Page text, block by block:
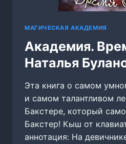
МАГИЧЕСКАЯ АКАДЕМИЯ
Академия.
Наталья
Эта книга о самом
и самом талантливом
Бакстере, который
Бакстер! Кыш от
аннотация: На